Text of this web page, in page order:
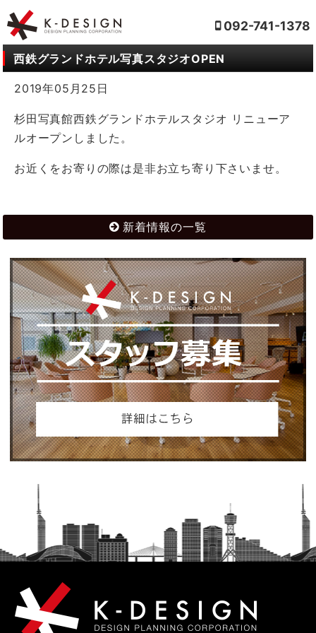
092-741-1378
西鉄グランドホテル写真スタジオOPEN
2019年05月25日
杉田写真館西鉄グランドホテルスタジオ リニューア
ルオープンしました。
お近くをお寄りの際は是非お立ち寄り下さいませ。
新着情報の一覧